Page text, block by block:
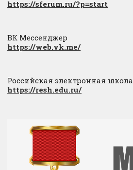
https://sferum.ru/?p=start
ВК Мессенджер
https://web.vk.me/
Российская электронная школа
https://resh.edu.ru/